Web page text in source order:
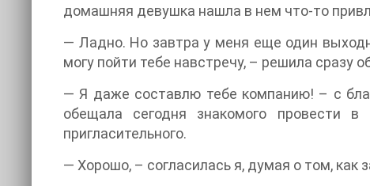
домашняя девушка нашла в нем что-то
— Ладно. Но завтра у меня еще один
могу пойти тебе навстречу, – решила сразу
— Я даже составлю тебе компанию! – с
обещала сегодня знакомого провести
пригласительного.
— Хорошо, – согласилась я, думая о том, как